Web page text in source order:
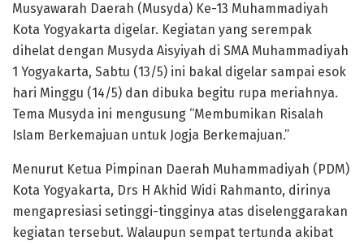
Musyawarah Daerah (Musyda) Ke-13 Muhammadiyah
Kota Yogyakarta digelar. Kegiatan yang serempak
dihelat dengan Musyda Aisyiyah di SMA Muhammadiyah
1 Yogyakarta, Sabtu (13/5) ini bakal digelar sampai esok
hari Minggu (14/5) dan dibuka begitu rupa meriahnya.
Tema Musyda ini mengusung “Membumikan Risalah
Islam Berkemajuan untuk Jogja Berkemajuan.”
Menurut Ketua Pimpinan Daerah Muhammadiyah (PDM)
Kota Yogyakarta, Drs H Akhid Widi Rahmanto, dirinya
mengapresiasi setinggi-tingginya atas diselenggarakan
kegiatan tersebut. Walaupun sempat tertunda akibat